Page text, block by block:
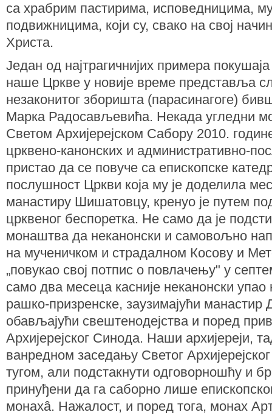
са храбрим пастирима, исповедницима,
подвижницима, који су, свако на свој
Христа.
Један од најтрагичнијих примера
наше Цркве у новије време представља
незаконитог зборишта (парасинагоге)
Марка Радосављевића. Некада угледни
Светом Архијерејском Сабору 2010.
црквено-канонских и административно-
пристао да се повуче са епископске
послушност Цркви која му је доделила
манастиру Шишатовцу, кренуо је путем
црквеног беспоретка. Не само да је
монаштва да неканонски и самовољно
на мученичком и страдалном Косову и
„повукао свој потпис о повлачењу" у
само два месеца касније неканонски упао
рашко-призренске, заузимајући манастир
обављајући свештенодејства и поред
Архијерејског Синода. Наши архијереји,
ванредном заседању Светог
тугом, али подстакнути одговорношћу и
принуђени да га саборно лише
монахâ. Нажалост, и поред тога, монах